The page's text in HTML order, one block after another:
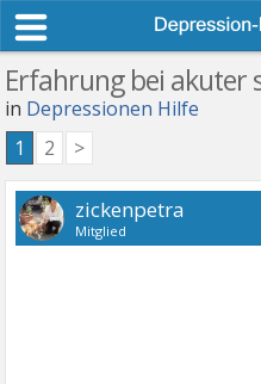
Erfahrung bei akuter
in Depressionen Hilfe
1 2 >
zickenpetra
Mitglied